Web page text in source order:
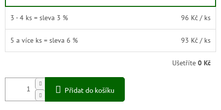
3 - 4 ks = sleva 3 % 96 Kč / ks
5 a více ks = sleva 6 % 93 Kč / ks
Ušetříte 0 Kč
Přidat do košíku